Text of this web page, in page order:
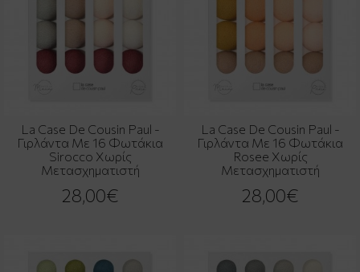
La Case De Cousin Paul -
Γιρλάντα Με 16 Φωτάκια
Sirocco Χωρίς
Μετασχηματιστή
28,00€
La Case De Cousin Paul -
Γιρλάντα Με 16 Φωτάκια
Rosee Χωρίς
Μετασχηματιστή
28,00€